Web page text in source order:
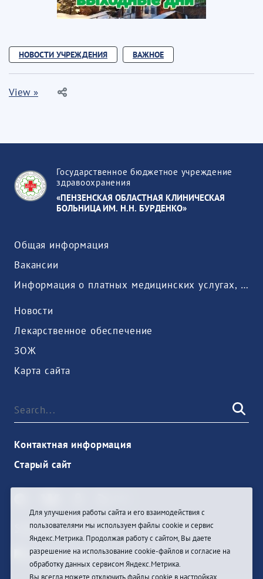
НОВОСТИ УЧРЕЖДЕНИЯ ВАЖНОЕ
View »
Государственное бюджетное учреждение
здравоохранения
«ПЕНЗЕНСКАЯ ОБЛАСТНАЯ КЛИНИЧЕСКАЯ
БОЛЬНИЦА ИМ. Н.Н. БУРДЕНКО»
Общая информация
Вакансии
Информация о платных медицинских услугах, предоставляемых медицинской организацией
Новости
Лекарственное обеспечение
ЗОЖ
Карта сайта
Контактная информация
Старый сайт
Sign In
Для улучшения работы сайта и его взаимодействия с
пользователями мы используем файлы cookie и сервис
Яндекс.Метрика. Продолжая работу с сайтом, Вы даете
разрешение на использование cookie-файлов и согласие на
обработку данных сервисом Яндекс.Метрика.
Вы всегда можете отключить файлы cookie в настройках